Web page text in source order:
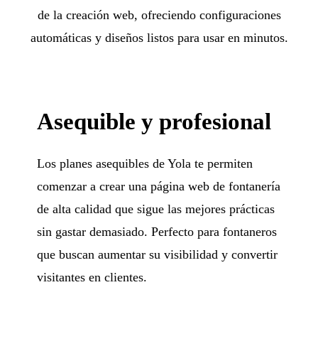
de la creación web, ofreciendo configuraciones
automáticas y diseños listos para usar en minutos.
Asequible y profesional
Los planes asequibles de Yola te permiten
comenzar a crear una página web de fontanería
de alta calidad que sigue las mejores prácticas
sin gastar demasiado. Perfecto para fontaneros
que buscan aumentar su visibilidad y convertir
visitantes en clientes.